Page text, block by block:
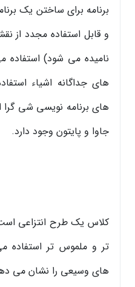
برنامه برای ساختن یک
و قابل استفاده مجدد از
نامیده می شود) استفاده
های جداگانه اشیاء
جاوا و پایتون وجود دارد.
کلاس یک طرح انتزاعی
تر و ملموس تر استفاده
های وسیعی را نشان می